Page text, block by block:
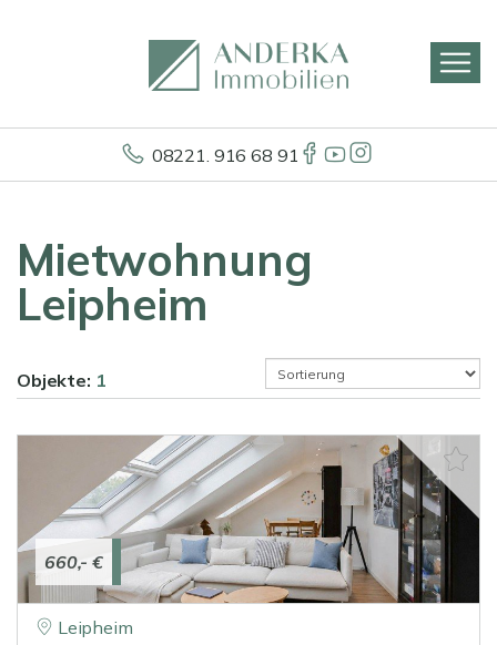
08221. 916 68 91
Mietwohnung
Leipheim
Objekte: 1
660,- €
Leipheim